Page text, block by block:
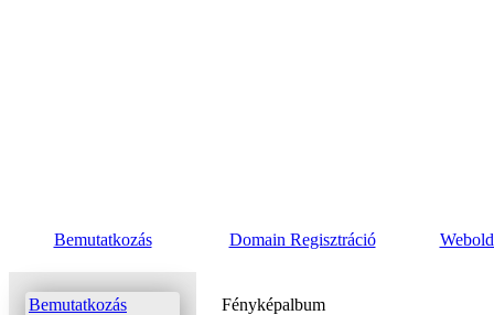
Bemutatkozás Domain Regisztráció
Bemutatkozás
Fényképalbum